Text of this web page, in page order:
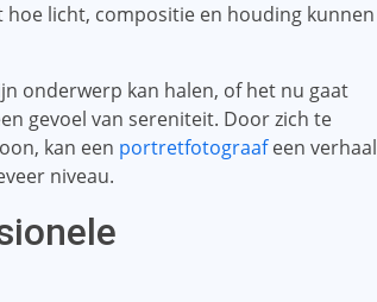
licht, compositie en houding kunnen
onderwerp kan halen, of het nu gaat
gevoel van sereniteit. Door zich te
kan een portretfotograafeen verhaal
niveau.